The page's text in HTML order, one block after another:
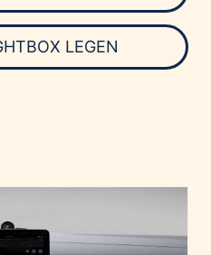
LEGEN